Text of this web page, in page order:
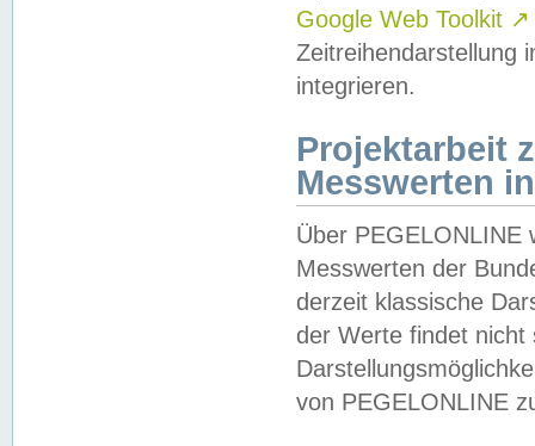
Google Web Toolkit ↗
Zeitreihendarstellung
integrieren.
Projektarbeit
Messwerten
Über PEGELONLINE
Messwerten der
derzeit klassische
der Werte findet
von PEGELONLINE